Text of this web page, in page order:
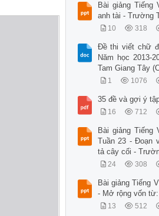
Bài giảng Tiếng
anh tài - Trường
10 318
Đề thi viết chữ
Năm học 2013-
Tam Giang Tây
1 1076
35 đề và gợi ý
16 712
Bài giảng Tiếng
Tuần 23 - Đoạn
tả cây cối -
24 308
Bài giảng Tiếng
- Mở rộng vốn
13 512